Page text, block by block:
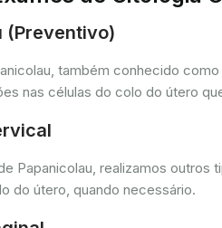
(Preventivo)
também conhecido
nas células do colo do útero
Papanicolau, realizamos
do útero, quando necessário.